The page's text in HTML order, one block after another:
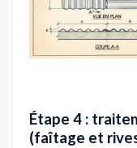
Étape 4 :
(faîtage et